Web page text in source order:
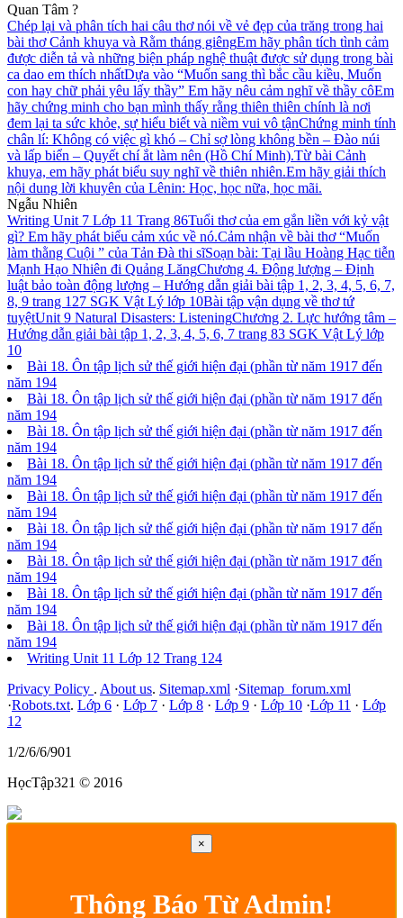
Quan Tâm ?
Chép lại và phân tích hai câu thơ nói về vẻ đẹp của trăng trong hai
bài thơ Cảnh khuya và Rằm tháng giêngEm hãy phân tích tình cảm
được diễn tả và những biện pháp nghệ thuật được sử dụng trong bài
ca dao em thích nhấtDựa vào “Muốn sang thì bắc cầu kiều, Muốn
con hay chữ phải yêu lấy thầy” Em hãy nêu cảm nghĩ về thầy côEm
hãy chứng minh cho bạn mình thấy rằng thiên thiên chính là nơi
đem lại ta sức khỏe, sự hiểu biết và niềm vui vô tậnChứng minh tính
chân lí: Không có việc gì khó – Chỉ sợ lòng không bền – Đào núi
và lấp biển – Quyết chí ắt làm nên (Hồ Chí Minh).Từ bài Cảnh
khuya, em hãy phát biểu suy nghĩ về thiên nhiên.Em hãy giải thích
nội dung lời khuyên của Lênin: Học, học nữa, học mãi.
Ngẫu Nhiên
Writing Unit 7 Lớp 11 Trang 86Tuổi thơ của em gắn liền với kỷ vật
gì? Em hãy phát biểu cảm xúc về nó.Cảm nhận về bài thơ “Muốn
làm thằng Cuội ” của Tản Đà thi sĩSoạn bài: Tại lầu Hoàng Hạc tiễn
Mạnh Hạo Nhiên đi Quảng LăngChương 4. Động lượng – Định
luật bảo toàn động lượng – Hướng dẫn giải bài tập 1, 2, 3, 4, 5, 6, 7,
8, 9 trang 127 SGK Vật Lý lớp 10Bài tập vận dụng về thơ tứ
tuyệtUnit 9 Natural Disasters: ListeningChương 2. Lực hướng tâm –
Hướng dẫn giải bài tập 1, 2, 3, 4, 5, 6, 7 trang 83 SGK Vật Lý lớp
10
Bài 18. Ôn tập lịch sử thế giới hiện đại (phần từ năm 1917 đến
năm 194
Bài 18. Ôn tập lịch sử thế giới hiện đại (phần từ năm 1917 đến
năm 194
Bài 18. Ôn tập lịch sử thế giới hiện đại (phần từ năm 1917 đến
năm 194
Bài 18. Ôn tập lịch sử thế giới hiện đại (phần từ năm 1917 đến
năm 194
Bài 18. Ôn tập lịch sử thế giới hiện đại (phần từ năm 1917 đến
năm 194
Bài 18. Ôn tập lịch sử thế giới hiện đại (phần từ năm 1917 đến
năm 194
Bài 18. Ôn tập lịch sử thế giới hiện đại (phần từ năm 1917 đến
năm 194
Bài 18. Ôn tập lịch sử thế giới hiện đại (phần từ năm 1917 đến
năm 194
Bài 18. Ôn tập lịch sử thế giới hiện đại (phần từ năm 1917 đến
năm 194
Writing Unit 11 Lớp 12 Trang 124
Privacy Policy . About us. Sitemap.xml ·Sitemap_forum.xml
·Robots.txt. Lớp 6 · Lớp 7 · Lớp 8 · Lớp 9 · Lớp 10 ·Lớp 11 · Lớp
12
1/2/6/6/901
HọcTập321 © 2016
×
Thông Báo Từ Admin!